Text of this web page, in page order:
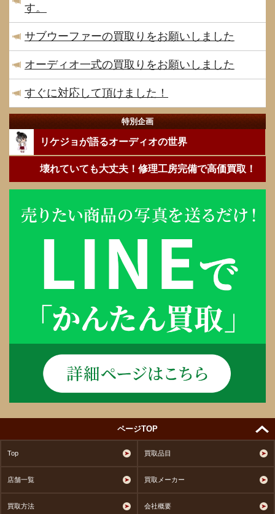
す。
サブウーファーの買取りをお願いしました
オーディオ一式の買取りをお願いしました
すぐに対応して頂けました！
特別企画
リケジョが語るオーディオの世界
壊れていても大丈夫！修理工房完備で高価買取！
ページTOP
Top 買取品目
店舗一覧 買取メーカー
買取方法 会社概要